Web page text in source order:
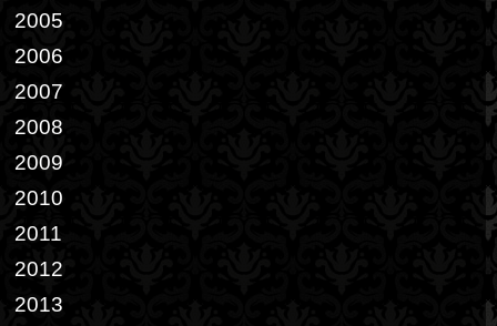
2005
2006
2007
2008
2009
2010
2011
2012
2013